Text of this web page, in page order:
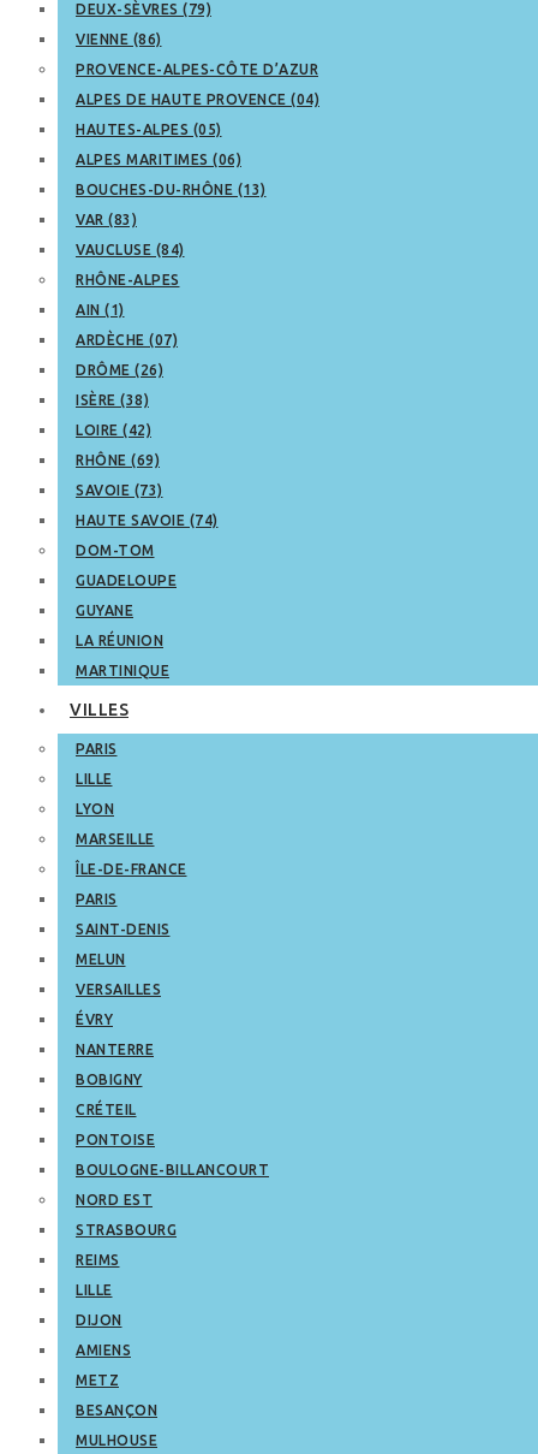
DEUX-SÈVRES (79)
VIENNE (86)
PROVENCE-ALPES-CÔTE D’AZUR
ALPES DE HAUTE PROVENCE (04)
HAUTES-ALPES (05)
ALPES MARITIMES (06)
BOUCHES-DU-RHÔNE (13)
VAR (83)
VAUCLUSE (84)
RHÔNE-ALPES
AIN (1)
ARDÈCHE (07)
DRÔME (26)
ISÈRE (38)
LOIRE (42)
RHÔNE (69)
SAVOIE (73)
HAUTE SAVOIE (74)
DOM-TOM
GUADELOUPE
GUYANE
LA RÉUNION
MARTINIQUE
VILLES
PARIS
LILLE
LYON
MARSEILLE
ÎLE-DE-FRANCE
PARIS
SAINT-DENIS
MELUN
VERSAILLES
ÉVRY
NANTERRE
BOBIGNY
CRÉTEIL
PONTOISE
BOULOGNE-BILLANCOURT
NORD EST
STRASBOURG
REIMS
LILLE
DIJON
AMIENS
METZ
BESANÇON
MULHOUSE